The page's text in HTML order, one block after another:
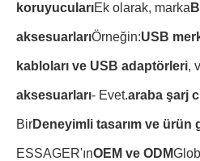
koruyucularıEk olarak, marka
aksesuarlarıÖrneğin:USB
kabloları ve USB adaptörleri,
aksesuarları- Evet.araba şarj
BirDeneyimli tasarım ve ürün
ESSAGER'ınOEM ve ODM